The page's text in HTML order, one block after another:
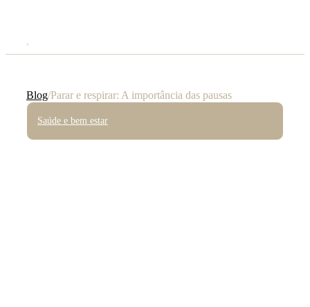
Blog/Parar e respirar: A importância das pausas
Saúde e bem estar